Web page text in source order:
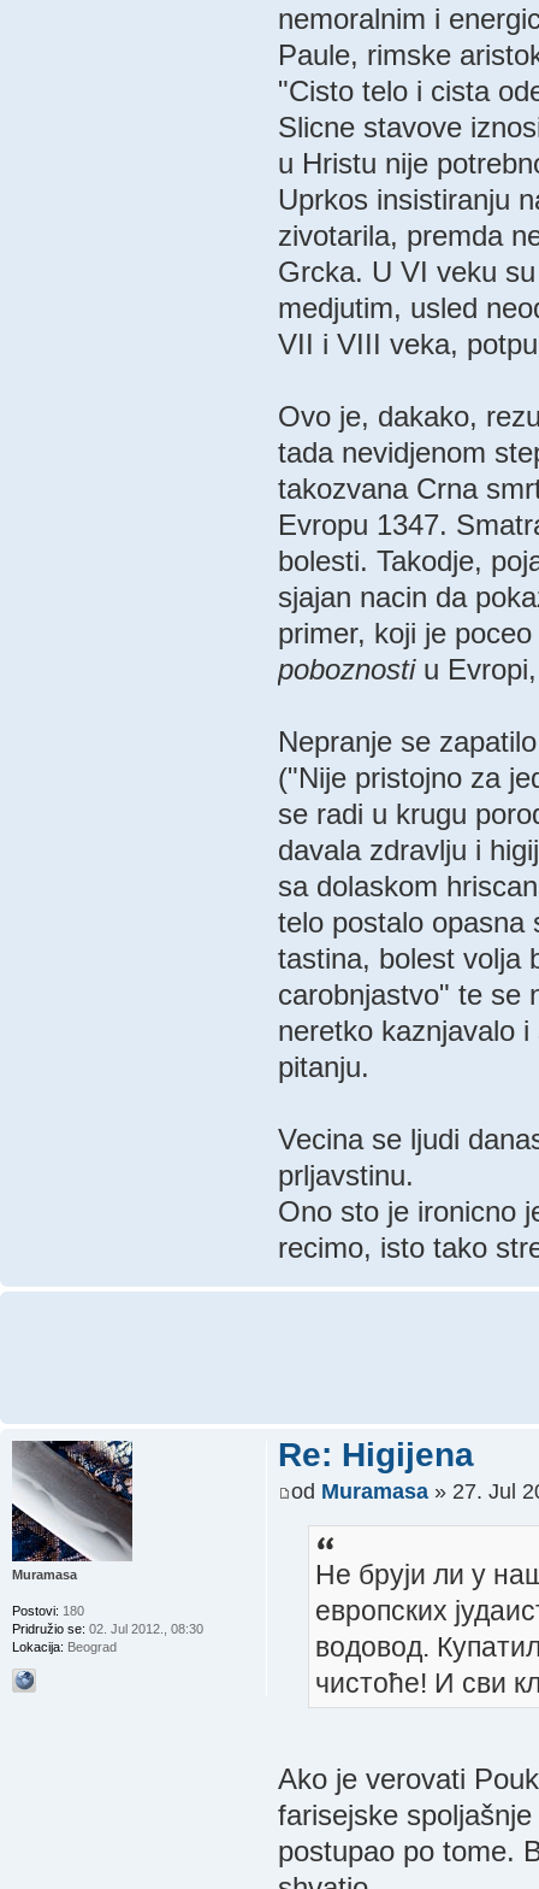
nemoralnim i
Paule, rimske
"Cisto telo i cista
Slicne stavove
u Hristu nije
Uprkos insistiranju
zivotarila, premda
Grcka. U VI veku
medjutim, usled
VII i VIII veka,
Ovo je, dakako,
tada nevidjenom
takozvana Crna
Evropu 1347.
bolesti. Takodje,
sjajan nacin da
primer, koji je
poboznostiu Evropi,
Nepranje se
("Nije pristojno za
se radi u krugu
davala zdravlju i
sa dolaskom
telo postalo opasna
tastina, bolest volja
carobnjastvo" te se
neretko kaznjavalo
pitanju.
Vecina se ljudi
prljavstinu.
Ono sto je ironicno
recimo, isto tako
Re: Higijena
od Muramasa» 27. Jul
He бруји ли у
европских
водовод.
чистоће! И сви
Ako je verovati
farisejske
postupao po tome.
Muramasa
Postovi: 180
Pridružio se: 02. Jul 2012., 08:30
Lokacija: Beograd